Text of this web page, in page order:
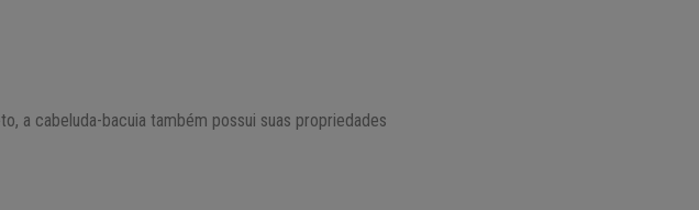
a cabeluda-bacuia também possui suas propriedades